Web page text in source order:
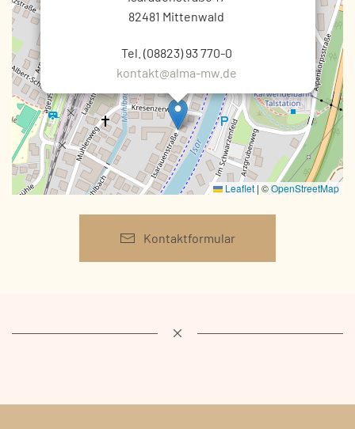
82481 Mittenwald
Tel. (08823) 93 770-0
kontakt@alma-mw.de
Leaflet | ©OpenStreetMap
Kontaktformular